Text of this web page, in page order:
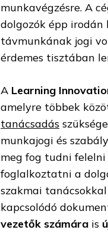
munkavégzésre. A
dolgozók épp
távmunkának jogi
érdemes tisztában
A Learning
amelyre többek
tanácsadás
munkajogi és
meg fog tudni
foglalkoztatni a
szakmai
kapcsolódó
vezetők számára is